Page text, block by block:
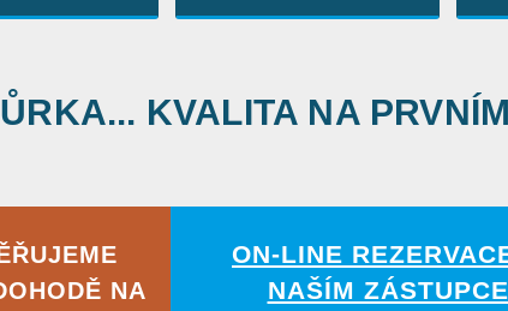
KVALITA NA
NA
ON-LINE
NAŠÍM